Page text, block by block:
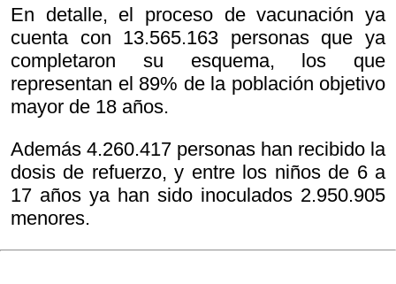
En detalle, el proceso de vacunación ya
cuenta con 13.565.163 personas que ya
completaron su esquema, los que
representan el 89% de la población objetivo
mayor de 18 años.
Además 4.260.417 personas han recibido la
dosis de refuerzo, y entre los niños de 6 a
17 años ya han sido inoculados 2.950.905
menores.